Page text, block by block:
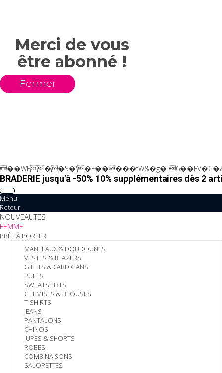
Merci de vous
être abonné !
Fermer
BRADERIE jusqu'à -50% 10% supplémentaires dès 2
Menu
Retour
NOUVEAUTES
FEMME
PRÊT À PORTER
MANTEAUX & DOUDOUNES
VESTES & BLAZERS
GILETS & CARDIGANS
PULLS
SWEATSHIRTS
CHEMISES & BLOUSES
T-SHIRTS
JEANS
PANTALONS
CHINOS
JUPES & SHORTS
ROBES
COMBINAISONS
SALOPETTES